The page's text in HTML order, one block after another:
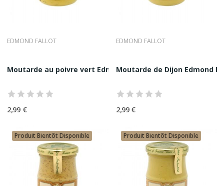
EDMOND FALLOT
Moutarde au poivre vert Edmond Fallot 10CL
2,99 €
EDMOND FALLOT
Moutarde de Dijon Edmond
2,99 €
Produit Bientôt Disponible Produit Bientôt Disponible